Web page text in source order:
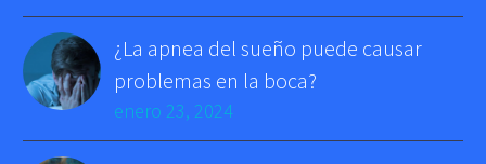
¿La apnea del sueño puede causar
problemas en la boca?
enero 23, 2024